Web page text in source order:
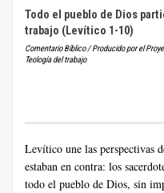
Todo el pueblo de Dios
trabajo (Levítico 1-10)
Comentario Bíblico / Producido por el
Teología del trabajo
Levítico une las perspectivas
estaban en contra: los
todo el pueblo de Dios, sin